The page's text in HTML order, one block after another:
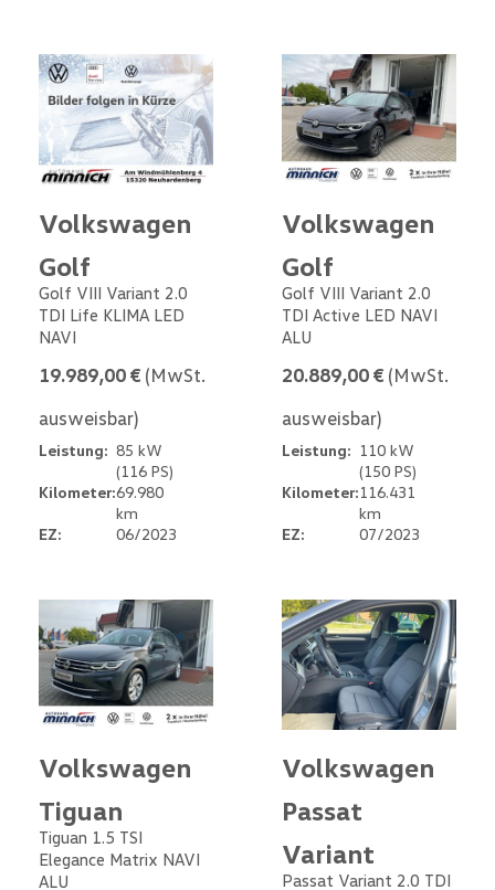
Volkswagen
Golf
Golf VIII Variant 2.0
TDI Life KLIMA LED
NAVI
19.989,00 € (MwSt.
ausweisbar)
Leistung: 85 kW
(116 PS)
Kilometer:69.980
km
EZ:
06/2023
Volkswagen
Golf
Golf VIII Variant 2.0
TDI Active LED NAVI
ALU
20.889,00 € (MwSt.
ausweisbar)
Leistung: 110 kW
(150 PS)
Kilometer:116.431
km
EZ:
07/2023
Volkswagen
Tiguan
Tiguan 1.5 TSI
Elegance Matrix NAVI
ALU
Volkswagen
Passat
Variant
Passat Variant 2.0 TDI